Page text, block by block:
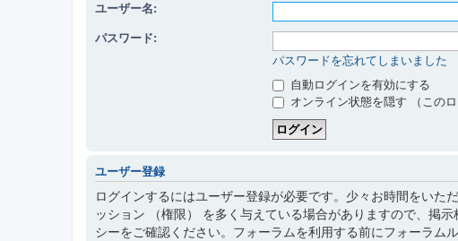
ユーザー名:
パスワード:
パスワードを忘れてしまいました
自動ログインを有効にする
オンライン状態を隠す （この
ユーザー登録
ログインするにはユーザー登録が必要です。少々お時間をいた
ッション （権限） を多く与えている場合がありますので、掲
シーをご確認ください。フォーラムを利用する前にフォーラム